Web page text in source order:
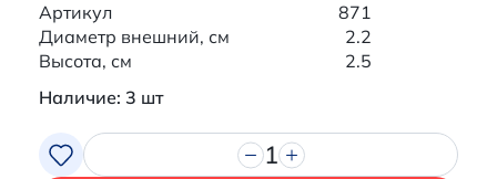
Артикул
871
Диаметр внешний, см
2.2
Высота, см
2.5
Наличие: 3 шт
1